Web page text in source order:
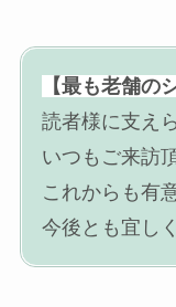
【最も老舗の
読者様に支え
いつもご来訪
これからも有
今後とも宜し